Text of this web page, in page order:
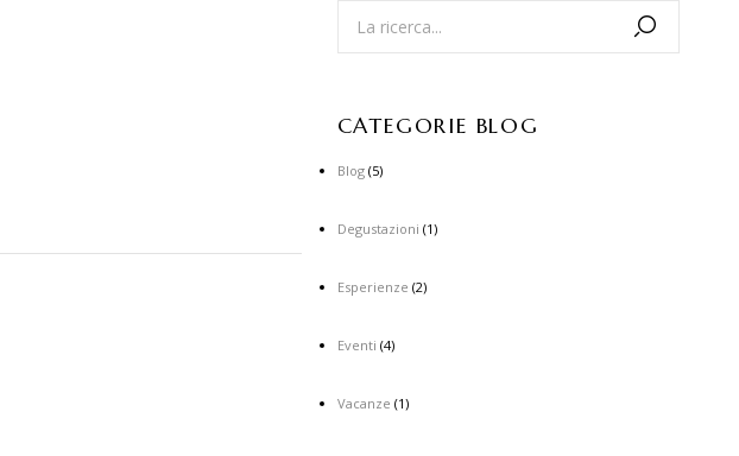
CATEGORIE BLOG
Blog(5)
Degustazioni (1)
Esperienze (2)
Eventi (4)
Vacanze (1)